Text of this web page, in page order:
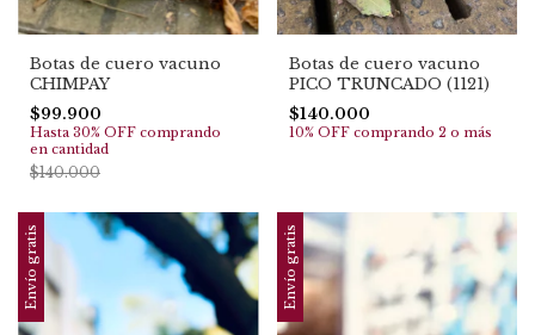
Botas de cuero vacuno
CHIMPAY
$99.900
Hasta 30% OFF comprando
en cantidad
$140.000
Botas de cuero vacuno
PICO TRUNCADO (1121)
$140.000
10% OFF comprando 2 o más
Envío gratis Envío gratis